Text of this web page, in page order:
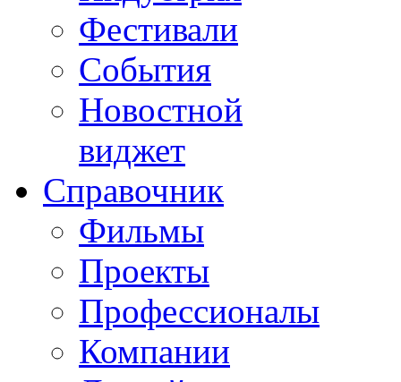
Фестивали
События
Новостной
виджет
Справочник
Фильмы
Проекты
Профессионалы
Компании